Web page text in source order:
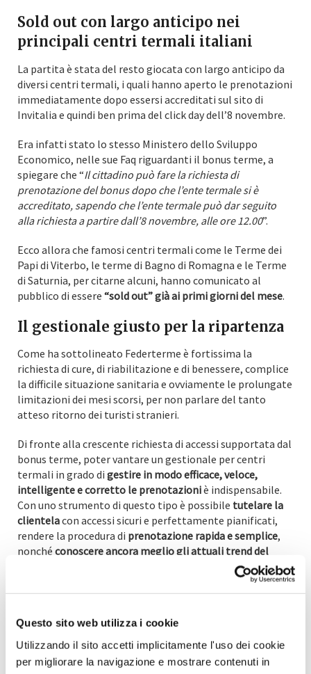
Questo sito web utilizza i cookie
Utilizzando il sito accetti implicitamente l'uso dei cookie
per migliorare la navigazione e mostrare contenuti in
Sold out con largo anticipo nei
principali centri termali italiani
La partita è stata del resto giocata con largo anticipo da
diversi centri termali, i quali hanno aperto le prenotazioni
immediatamente dopo essersi accreditati sul sito di
Invitalia e quindi ben prima del click day dell’8 novembre.
Era infatti stato lo stesso Ministero dello Sviluppo
Economico, nelle sue Faq riguardanti il bonus terme, a
spiegare che “Il cittadino può fare la richiesta di
prenotazione del bonus dopo che l’ente termale si è
accreditato, sapendo che l’ente termale può dar seguito
alla richiesta a partire dall’8 novembre, alle ore 12.00”.
Ecco allora che famosi centri termali come le Terme dei
Papi di Viterbo, le terme di Bagno di Romagna e le Terme
di Saturnia, per citarne alcuni, hanno comunicato al
pubblico di essere “sold out” già ai primi giorni del mese.
Il gestionale giusto per la ripartenza
Come ha sottolineato Federterme è fortissima la
richiesta di cure, di riabilitazione e di benessere, complice
la difficile situazione sanitaria e ovviamente le prolungate
limitazioni dei mesi scorsi, per non parlare del tanto
atteso ritorno dei turisti stranieri.
Di fronte alla crescente richiesta di accessi supportata dal
bonus terme, poter vantare un gestionale per centri
termali in grado di gestire in modo efficace, veloce,
intelligente e corretto le prenotazioniè indispensabile.
Con uno strumento di questo tipo è possibile tutelare la
clientelacon accessi sicuri e perfettamente pianificati,
rendere la procedura di prenotazione rapida e semplice,
nonché conoscere ancora meglio gli attuali trend del
Va peraltro sottolineato che i migliori gestionali per
non solo con le casse automatiche, ma anche con i sistemi
di controllo accessi, con i sistemi di sorveglianza nonché,
per esempio, con i sistemi di azionamento automatico di